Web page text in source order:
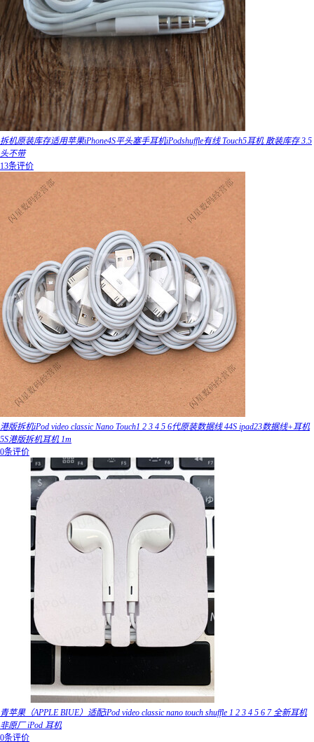
拆机原装库存适用苹果iPhone4S平头塞手耳机iPodshuffle有线 Touch5耳机 散装库存 3.5
头不带
13条评价
港版拆机iPod video classic Nano Touch1 2 3 4 5 6代原装数据线 44S ipad23数据线+耳机
5S港版拆机耳机 1m
0条评价
青苹果（APPLE BIUE）适配iPod video classic nano touch shuffle 1 2 3 4 5 6 7 全新耳机
非原厂 iPod 耳机
0条评价